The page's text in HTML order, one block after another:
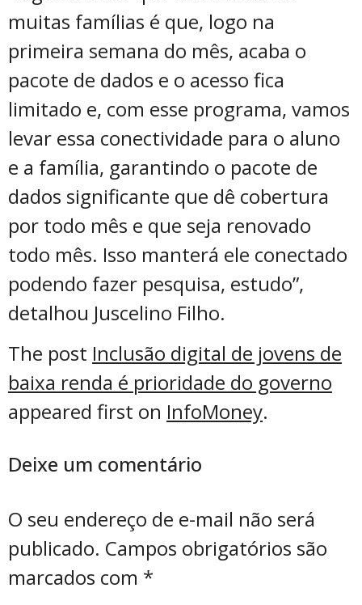
muitas famílias é que, logo na
primeira semana do mês, acaba o
pacote de dados e o acesso fica
limitado e, com esse programa, vamos
levar essa conectividade para o aluno
e a família, garantindo o pacote de
dados significante que dê cobertura
por todo mês e que seja renovado
todo mês. Isso manterá ele conectado
podendo fazer pesquisa, estudo”,
detalhou Juscelino Filho.
The post Inclusão digital de jovens de
baixa renda é prioridade do governo
appeared first on InfoMoney.
Deixe um comentário
O seu endereço de e-mail não será
publicado. Campos obrigatórios são
marcados com *